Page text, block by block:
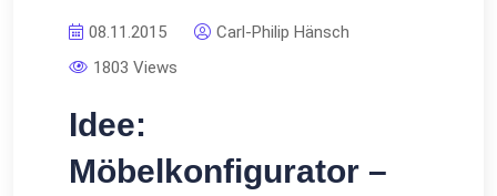
08.11.2015
Carl-Philip Hänsch
1803 Views
Idee:
Möbelkonfigurator –